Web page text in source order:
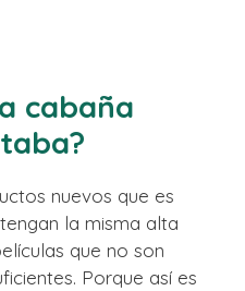
cabaña
nuevos que es
la misma alta
que no son
Porque así es